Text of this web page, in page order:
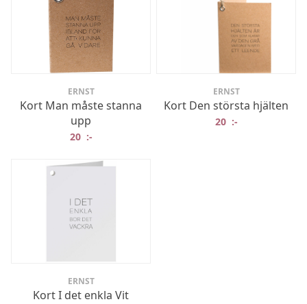
ERNST
Kort Man måste stanna
upp
20 :-
ERNST
Kort Den största hjälten
20 :-
ERNST
Kort I det enkla Vit